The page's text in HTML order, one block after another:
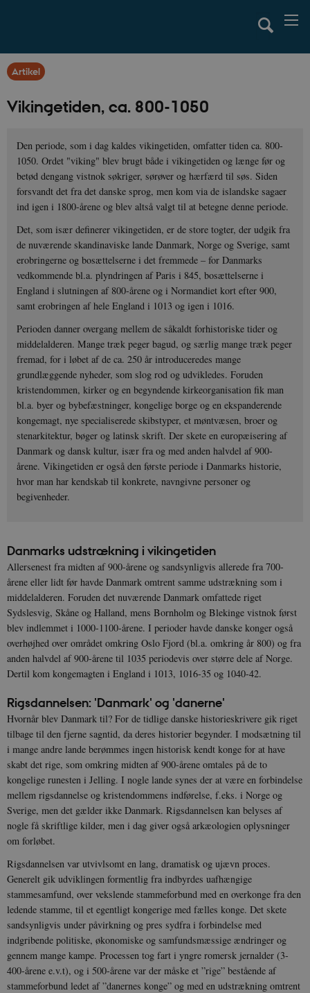
Artikel
Vikingetiden, ca. 800-1050
Den periode, som i dag kaldes vikingetiden, omfatter tiden ca. 800-
1050. Ordet "viking" blev brugt både i vikingetiden og længe før og
betød dengang vistnok søkriger, sørøver og hærfærd til søs. Siden
forsvandt det fra det danske sprog, men kom via de islandske sagaer
ind igen i 1800-årene og blev altså valgt til at betegne denne periode.
Det, som især definerer vikingetiden, er de store togter, der udgik fra
de nuværende skandinaviske lande Danmark, Norge og Sverige, samt
erobringerne og bosættelserne i det fremmede – for Danmarks
vedkommende bl.a. plyndringen af Paris i 845, bosættelserne i
England i slutningen af 800-årene og i Normandiet kort efter 900,
samt erobringen af hele England i 1013 og igen i 1016.
Perioden danner overgang mellem de såkaldt forhistoriske tider og
middelalderen. Mange træk peger bagud, og særlig mange træk peger
fremad, for i løbet af de ca. 250 år introduceredes mange
grundlæggende nyheder, som slog rod og udvikledes. Foruden
kristendommen, kirker og en begyndende kirkeorganisation fik man
bl.a. byer og bybefæstninger, kongelige borge og en ekspanderende
kongemagt, nye specialiserede skibstyper, et møntvæsen, broer og
stenarkitektur, bøger og latinsk skrift. Der skete en europæisering af
Danmark og dansk kultur, især fra og med anden halvdel af 900-
årene. Vikingetiden er også den første periode i Danmarks historie,
hvor man har kendskab til konkrete, navngivne personer og
begivenheder.
Danmarks udstrækning i vikingetiden
Allersenest fra midten af 900-årene og sandsynligvis allerede fra 700-
årene eller lidt før havde Danmark omtrent samme udstrækning som i
middelalderen. Foruden det nuværende Danmark omfattede riget
Sydslesvig, Skåne og Halland, mens Bornholm og Blekinge vistnok først
blev indlemmet i 1000-1100-årene. I perioder havde danske konger også
overhøjhed over området omkring Oslo Fjord (bl.a. omkring år 800) og fra
anden halvdel af 900-årene til 1035 periodevis over større dele af Norge.
Dertil kom kongemagten i England i 1013, 1016-35 og 1040-42.
Rigsdannelsen: 'Danmark' og 'danerne'
Hvornår blev Danmark til? For de tidlige danske historieskrivere gik riget
tilbage til den fjerne sagntid, da deres historier begynder. I modsætning til
i mange andre lande berømmes ingen historisk kendt konge for at have
skabt det rige, som omkring midten af 900-årene omtales på de to
kongelige runesten i Jelling. I nogle lande synes der at være en forbindelse
mellem rigsdannelse og kristendommens indførelse, f.eks. i Norge og
Sverige, men det gælder ikke Danmark. Rigsdannelsen kan belyses af
nogle få skriftlige kilder, men i dag giver også arkæologien oplysninger
om forløbet.
Rigsdannelsen var utvivlsomt en lang, dramatisk og ujævn proces.
Generelt gik udviklingen formentlig fra indbyrdes uafhængige
stammesamfund, over vekslende stammeforbund med en overkonge fra den
ledende stamme, til et egentligt kongerige med fælles konge. Det skete
sandsynligvis under påvirkning og pres sydfra i forbindelse med
indgribende politiske, økonomiske og samfundsmæssige ændringer og
gennem mange kampe. Processen tog fart i yngre romersk jernalder (3-
400-årene e.v.t), og i 500-årene var der måske et ”rige” bestående af
stammeforbund ledet af ”danernes konge” og med en udstrækning omtrent